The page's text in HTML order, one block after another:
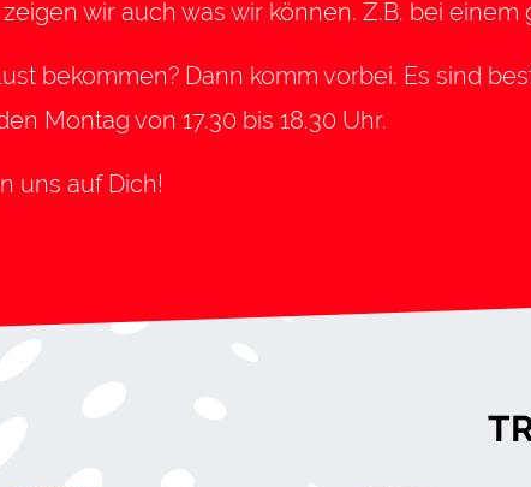
wir auch was wir können. Z.B. bei
bekommen? Dann komm vorbei. Es sind
Montag von 17.30 bis 18.30 Uhr.
uns auf Dich!